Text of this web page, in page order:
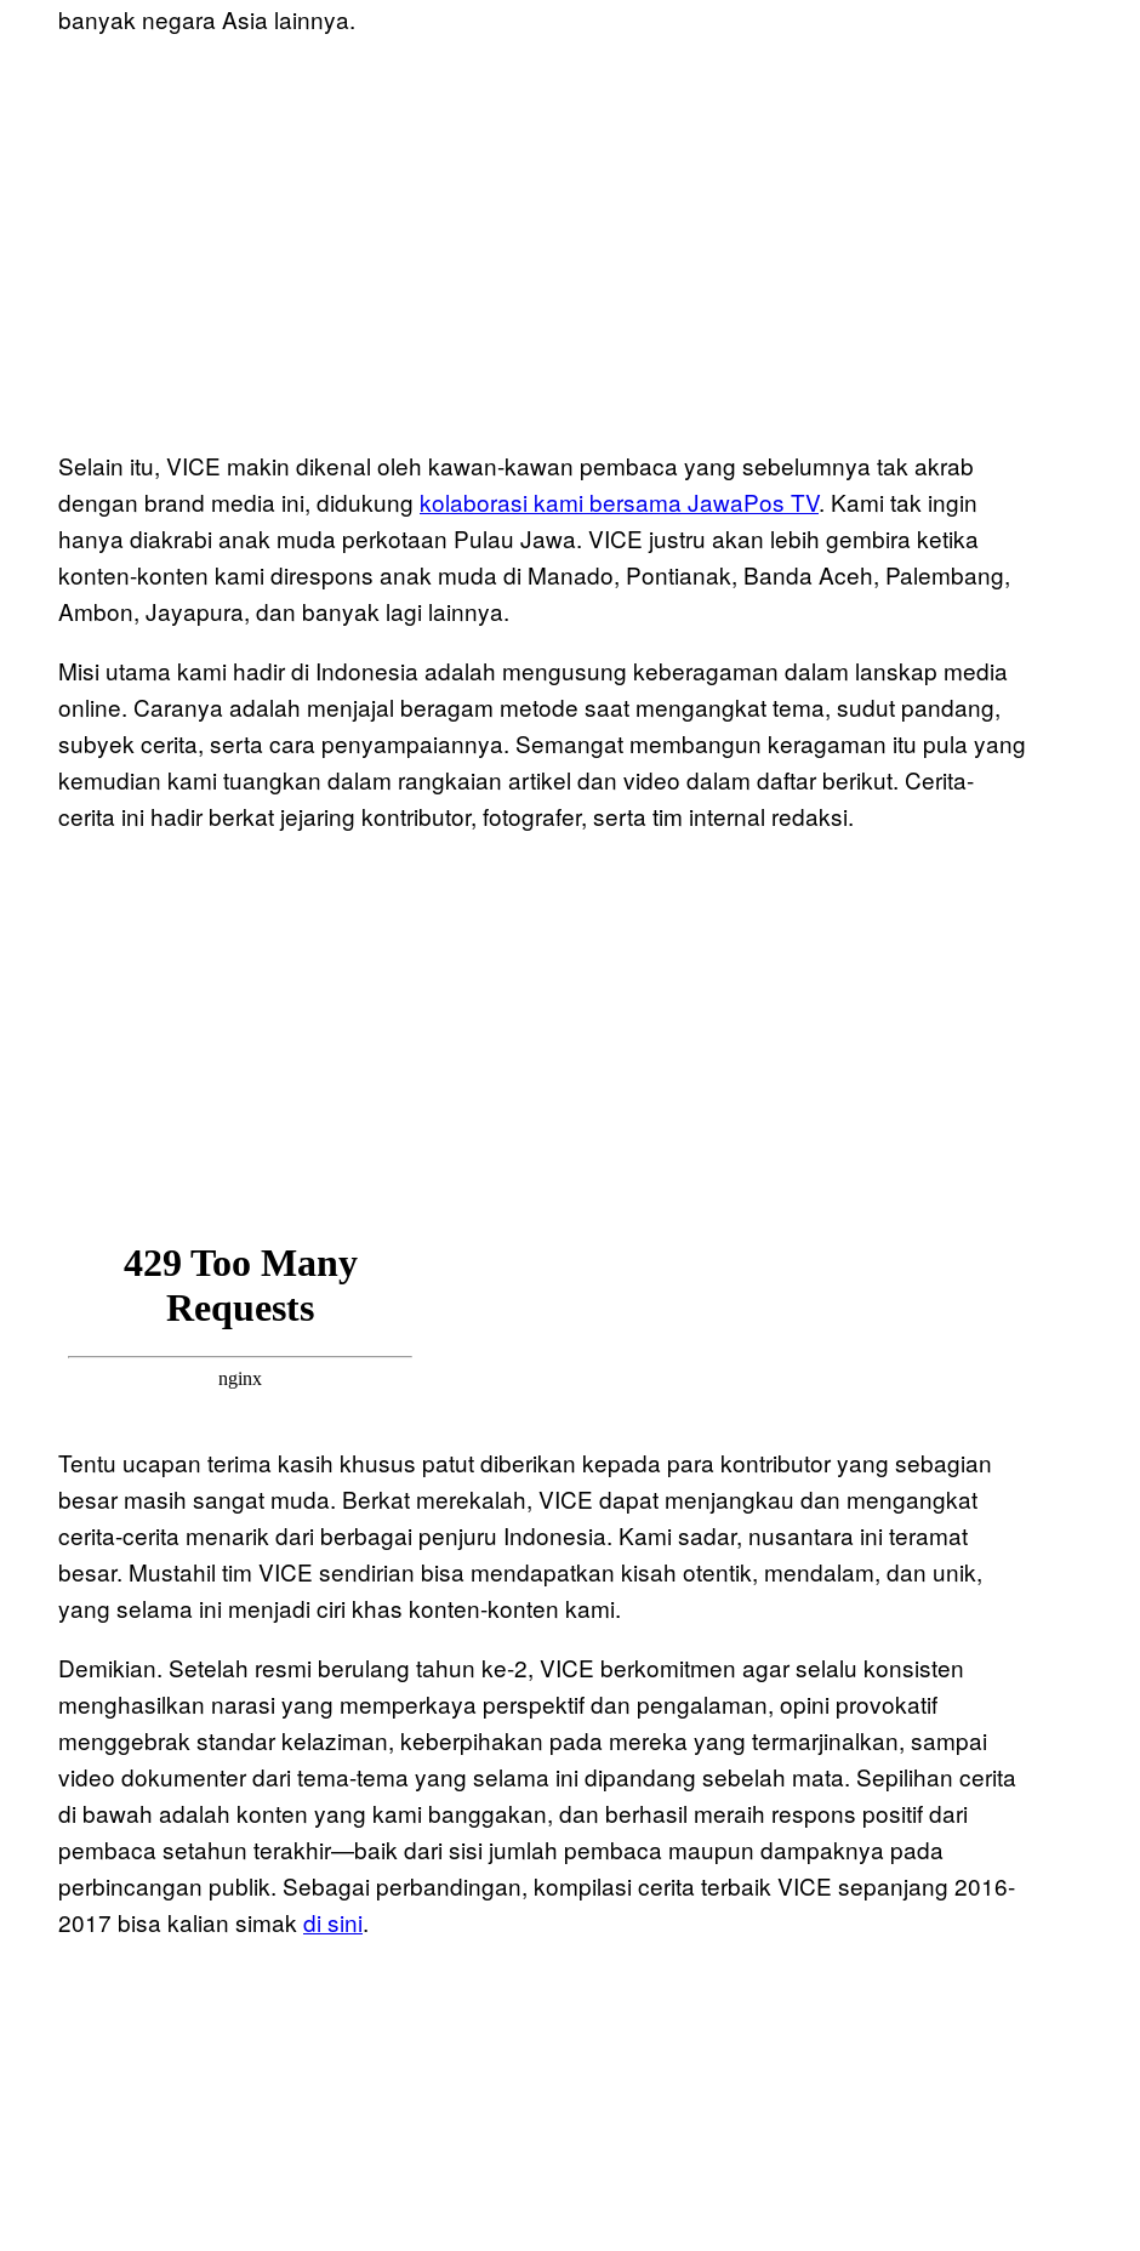
banyak negara Asia lainnya.
Selain itu, VICE makin dikenal oleh kawan-kawan pembaca yang sebelumnya tak akrab
dengan brand media ini, didukung kolaborasi kami bersama JawaPos TV. Kami tak ingin
hanya diakrabi anak muda perkotaan Pulau Jawa. VICE justru akan lebih gembira ketika
konten-konten kami direspons anak muda di Manado, Pontianak, Banda Aceh, Palembang,
Ambon, Jayapura, dan banyak lagi lainnya.
Misi utama kami hadir di Indonesia adalah mengusung keberagaman dalam lanskap media
online. Caranya adalah menjajal beragam metode saat mengangkat tema, sudut pandang,
subyek cerita, serta cara penyampaiannya. Semangat membangun keragaman itu pula yang
kemudian kami tuangkan dalam rangkaian artikel dan video dalam daftar berikut. Cerita-
cerita ini hadir berkat jejaring kontributor, fotografer, serta tim internal redaksi.
Tentu ucapan terima kasih khusus patut diberikan kepada para kontributor yang sebagian
besar masih sangat muda. Berkat merekalah, VICE dapat menjangkau dan mengangkat
cerita-cerita menarik dari berbagai penjuru Indonesia. Kami sadar, nusantara ini teramat
besar. Mustahil tim VICE sendirian bisa mendapatkan kisah otentik, mendalam, dan unik,
yang selama ini menjadi ciri khas konten-konten kami.
Demikian. Setelah resmi berulang tahun ke-2, VICE berkomitmen agar selalu konsisten
menghasilkan narasi yang memperkaya perspektif dan pengalaman, opini provokatif
menggebrak standar kelaziman, keberpihakan pada mereka yang termarjinalkan, sampai
video dokumenter dari tema-tema yang selama ini dipandang sebelah mata. Sepilihan cerita
di bawah adalah konten yang kami banggakan, dan berhasil meraih respons positif dari
pembaca setahun terakhir—baik dari sisi jumlah pembaca maupun dampaknya pada
perbincangan publik. Sebagai perbandingan, kompilasi cerita terbaik VICE sepanjang 2016-
2017 bisa kalian simak di sini.